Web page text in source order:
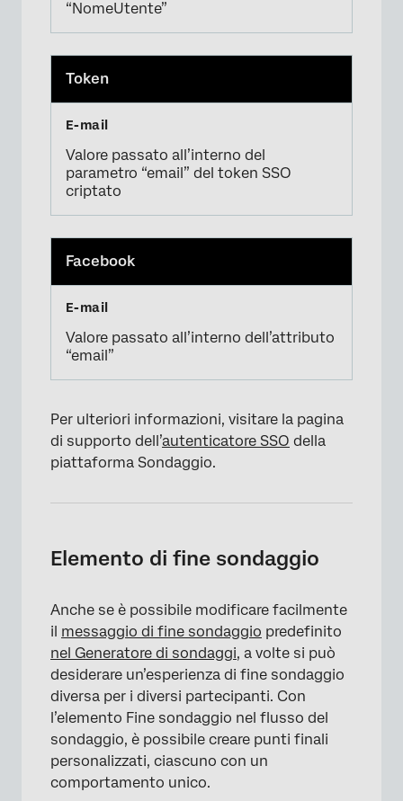
“NomeUtente”
Token
Valore passato all’interno del
parametro “email” del token SSO
criptato
Facebook
Valore passato all’interno dell’attributo
“email”
Per ulteriori informazioni, visitare la pagina
di supporto dell’autenticatore SSO della
piattaforma Sondaggio.
Elemento di fine sondaggio
Anche se è possibile modificare facilmente
il messaggio di fine sondaggio predefinito
nel Generatore di sondaggi, a volte si può
desiderare un’esperienza di fine sondaggio
diversa per i diversi partecipanti. Con
l’elemento Fine sondaggio nel flusso del
sondaggio, è possibile creare punti finali
personalizzati, ciascuno con un
comportamento unico.